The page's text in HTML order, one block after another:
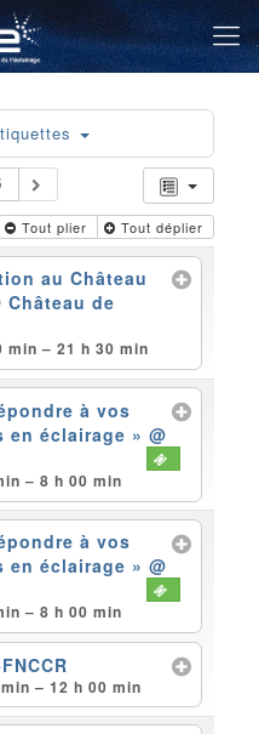
Tout plier Tout déplier
au Château
Château de
min – 21 h 30 min
à vos
en éclairage »@
– 8 h 00 min
à vos
en éclairage »@
– 8 h 00 min
– 12 h 00 min